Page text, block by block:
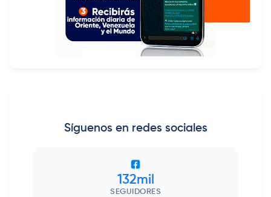
Síguenos en redes sociales
132mil
SEGUIDORES